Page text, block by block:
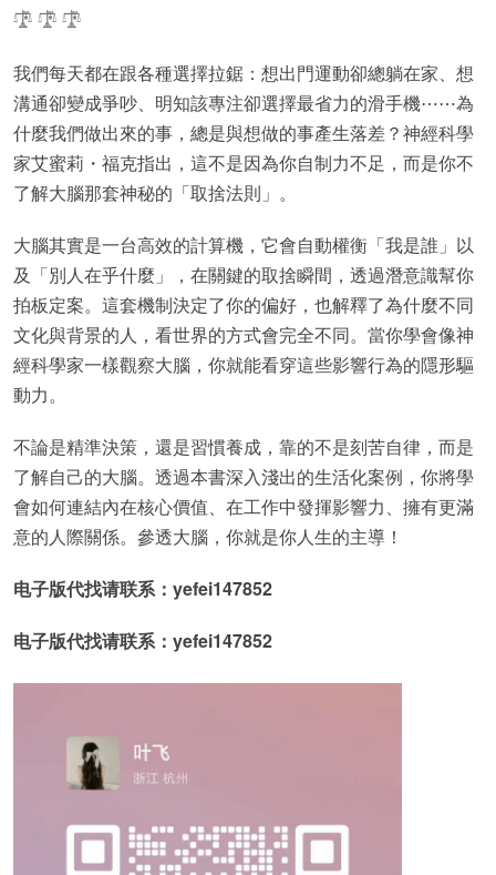
𓍝 𓍝 𓍝
我們每天都在跟各種選擇拉鋸：想出門運動卻總躺在家、想
溝通卻變成爭吵、明知該專注卻選擇最省力的滑手機⋯⋯為
什麼我們做出來的事，總是與想做的事產生落差？神經科學
家艾蜜莉・福克指出，這不是因為你自制力不足，而是你不
了解大腦那套神秘的「取捨法則」。
大腦其實是一台高效的計算機，它會自動權衡「我是誰」以
及「別人在乎什麼」，在關鍵的取捨瞬間，透過潛意識幫你
拍板定案。這套機制決定了你的偏好，也解釋了為什麼不同
文化與背景的人，看世界的方式會完全不同。當你學會像神
經科學家一樣觀察大腦，你就能看穿這些影響行為的隱形驅
動力。
不論是精準決策，還是習慣養成，靠的不是刻苦自律，而是
了解自己的大腦。透過本書深入淺出的生活化案例，你將學
會如何連結內在核心價值、在工作中發揮影響力、擁有更滿
意的人際關係。參透大腦，你就是你人生的主導！
电子版代找请联系：yefei147852
电子版代找请联系：yefei147852